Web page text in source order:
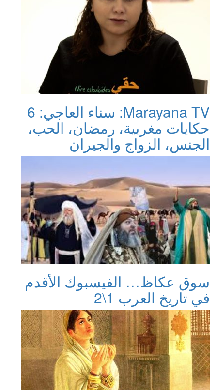
Marayana TV: سناء العاجي: 6
حكايات مغربية، رمضان، الحب،
الجنس، الزواج والجيران
سوق عكاظ… الفيسبوك الأقدم
في تاريخ العرب 1\2